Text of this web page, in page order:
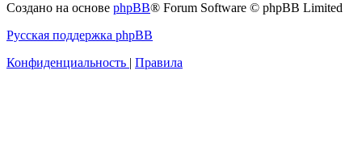
Создано на основе phpBB® Forum Software © phpBB Limited
Русская поддержка phpBB
Конфиденциальность | Правила